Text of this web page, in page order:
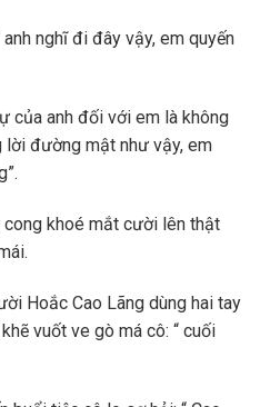
nghĩ đi đây vậy, em quyến
của anh đối với em là không
lời đường mật như vậy, em
cong khoé mắt cười lên thật
Hoắc Cao Lãng dùng hai tay
vuốt ve gò má cô: “ cuối